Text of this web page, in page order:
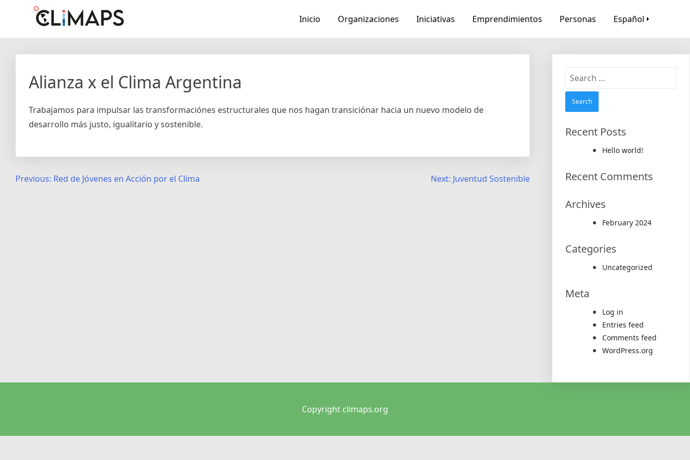
Climaps.org
Mapas de acción climática en Latinoamérica y el caribe
Inicio Organizaciones Iniciativas Emprendimientos Personas Español
Alianza x el Clima Argentina
Trabajamos para impulsar las transformaciónes estructurales que nos hagan transiciónar hacia un nuevo modelo de
desarrollo más justo, igualitario y sostenible.
PostPrevious: Red de Jóvenes en Acción por el Clima Next: Juventud Sostenible
Search
Recent Posts
Hello world!
Recent Comments
Archives
February 2024
Categories
Uncategorized
Meta
Log in
Entries feed
Comments feed
WordPress.org
Copyright climaps.org